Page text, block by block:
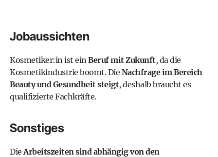
Jobaussichten
Kosmetiker:in ist einBeruf mit Zukunft, da die
Kosmetikindustrie boomt. Die Nachfrage im Bereich
Beauty und Gesundheit steigt, deshalb braucht es
qualifizierte Fachkräfte.
Sonstiges
DieArbeitszeiten sind abhängig von den